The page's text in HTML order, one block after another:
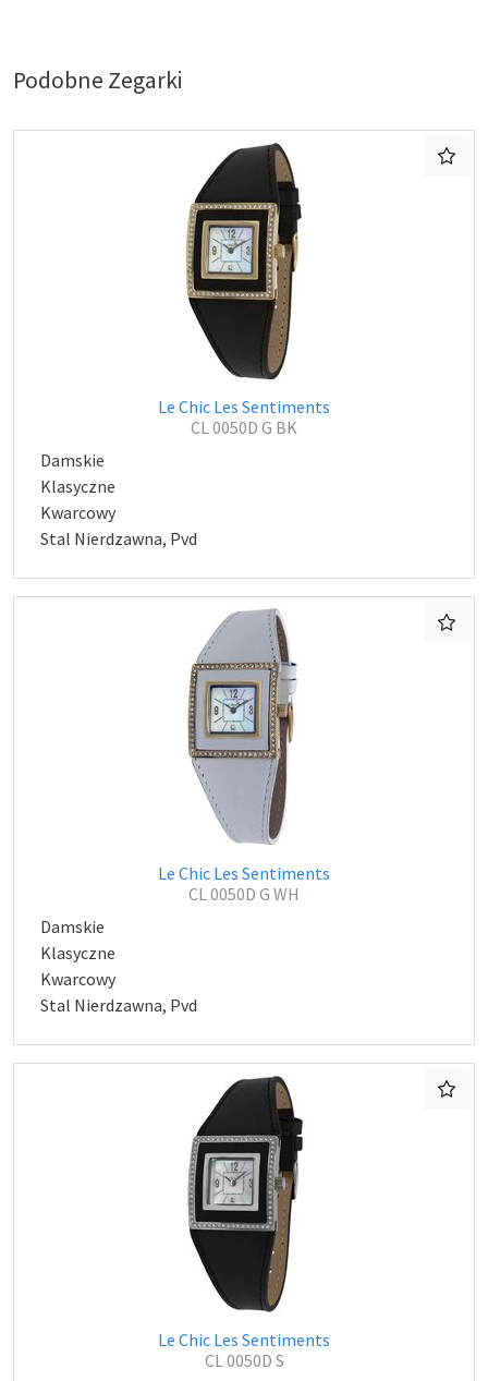
Podobne Zegarki
Le Chic Les Sentiments
CL 0050D G BK
Damskie
Klasyczne
Kwarcowy
Stal Nierdzawna, Pvd
Le Chic Les Sentiments
CL 0050D G WH
Damskie
Klasyczne
Kwarcowy
Stal Nierdzawna, Pvd
Le Chic Les Sentiments
CL 0050D S